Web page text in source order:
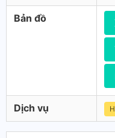
Bản đồ
Dịch vụ